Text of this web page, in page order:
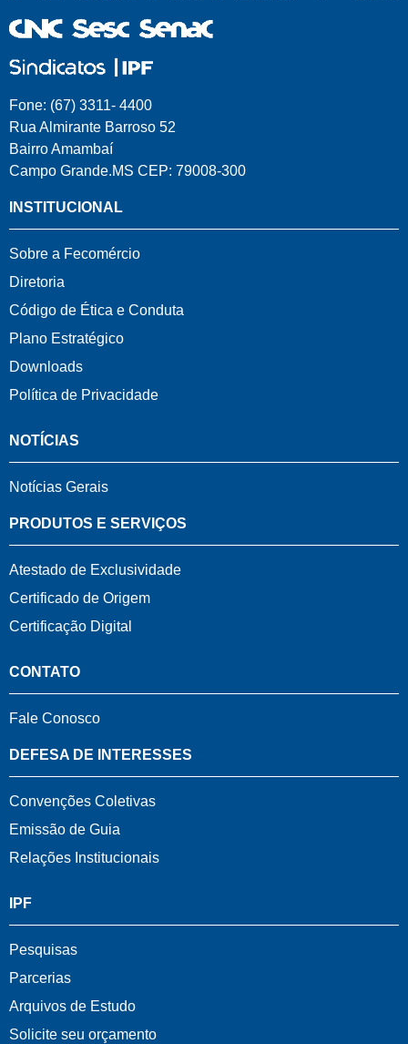
Fone: (67) 3311- 4400
Rua Almirante Barroso 52
Bairro Amambaí
Campo Grande.MS CEP: 79008-300
INSTITUCIONAL
Sobre a Fecomércio
Diretoria
Código de Ética e Conduta
Plano Estratégico
Downloads
Política de Privacidade
NOTÍCIAS
Notícias Gerais
PRODUTOS E SERVIÇOS
Atestado de Exclusividade
Certificado de Origem
Certificação Digital
CONTATO
Fale Conosco
DEFESA DE INTERESSES
Convenções Coletivas
Emissão de Guia
Relações Institucionais
IPF
Pesquisas
Parcerias
Arquivos de Estudo
Solicite seu orçamento